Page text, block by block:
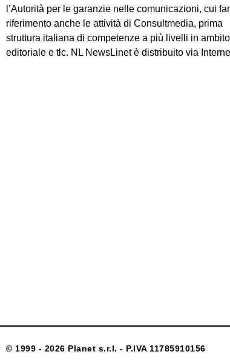
l’Autorità per le garanzie nelle comunicazioni, cui
riferimento anche le attività di Consultmedia, prima
struttura italiana di competenze a più livelli in ambito
editoriale e tlc. NL NewsLinet è distribuito via
© 1999 - 2026 Planet s.r.l. - P.IVA 11785910156